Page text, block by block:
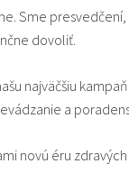
O
Sme
dovoliť.
najväčšiu
a
novú éru